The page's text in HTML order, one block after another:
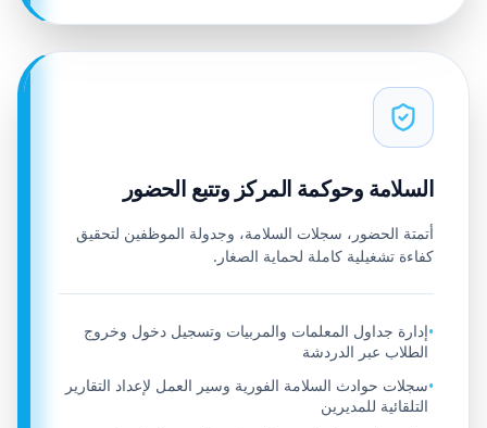
السلامة وحوكمة المركز وتتبع الحضور
أتمتة الحضور، سجلات السلامة، وجدولة الموظفين لتحقيق
كفاءة تشغيلية كاملة لحماية الصغار.
•إدارة جداول المعلمات والمربيات وتسجيل دخول وخروج
الطلاب عبر الدردشة
•سجلات حوادث السلامة الفورية وسير العمل لإعداد التقارير
التلقائية للمديرين